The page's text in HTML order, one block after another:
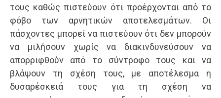
τους καθώς πιστεύουν ότι προέρχονται από το
φόβο των αρνητικών αποτελεσμάτων. Οι
πάσχοντες μπορεί να πιστεύουν ότι δεν μπορούν
να μιλήσουν χωρίς να διακινδυνεύσουν να
απορριφθούν από το σύντροφο τους και να
βλάψουν τη σχέση τους, με αποτέλεσμα η
δυσαρέσκειά τους για τη σχέση να